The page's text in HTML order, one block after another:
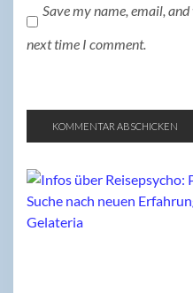
Save my name, email,
next time I comment.